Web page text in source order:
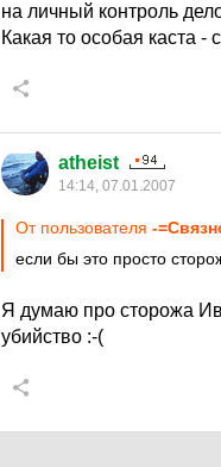
на личный контроль
Какая то особая каста -
atheist
14:14, 07.01.2007
От пользователя -
если бы это просто
Я думаю про сторожа
убийство :-(